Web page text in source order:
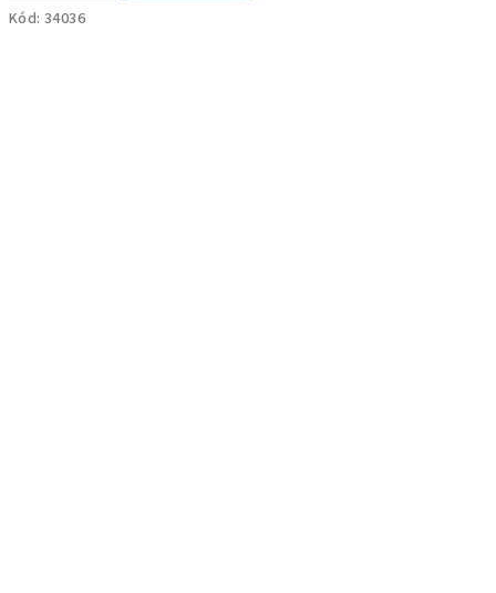
Kód: 34036